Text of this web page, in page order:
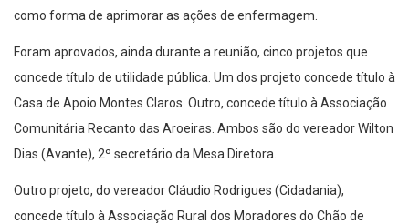
como forma de aprimorar as ações de enfermagem.
Foram aprovados, ainda durante a reunião, cinco projetos que
concede título de utilidade pública. Um dos projeto concede título à
Casa de Apoio Montes Claros. Outro, concede título à Associação
Comunitária Recanto das Aroeiras. Ambos são do vereador Wilton
Dias (Avante), 2º secretário da Mesa Diretora.
Outro projeto, do vereador Cláudio Rodrigues (Cidadania),
concede título à Associação Rural dos Moradores do Chão de